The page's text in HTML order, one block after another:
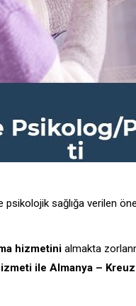
sağlığa verilen
hizmetini almakta
ile Almanya –